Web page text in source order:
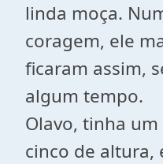
linda moça.
coragem, ele
ficaram assim,
algum tempo.
Olavo, tinha
cinco de altura,